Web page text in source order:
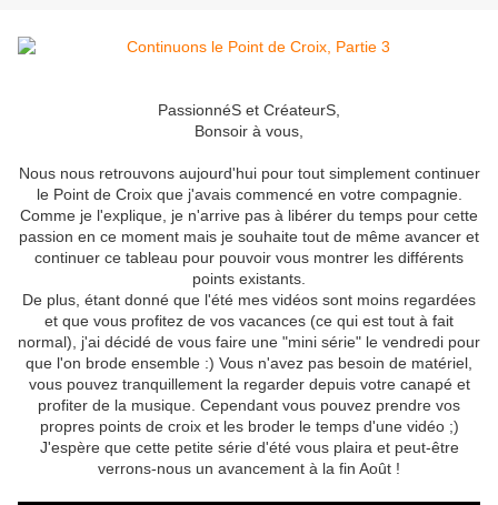
PassionnéS et CréateurS,
Bonsoir à vous,
Nous nous retrouvons aujourd'hui pour tout simplement continuer
le Point de Croix que j'avais commencé en votre compagnie.
Comme je l'explique, je n'arrive pas à libérer du temps pour cette
passion en ce moment mais je souhaite tout de même avancer et
continuer ce tableau pour pouvoir vous montrer les différents
points existants.
De plus, étant donné que l'été mes vidéos sont moins regardées
et que vous profitez de vos vacances (ce qui est tout à fait
normal), j'ai décidé de vous faire une "mini série" le vendredi pour
que l'on brode ensemble :) Vous n'avez pas besoin de matériel,
vous pouvez tranquillement la regarder depuis votre canapé et
profiter de la musique. Cependant vous pouvez prendre vos
propres points de croix et les broder le temps d'une vidéo ;)
J'espère que cette petite série d'été vous plaira et peut-être
verrons-nous un avancement à la fin Août !